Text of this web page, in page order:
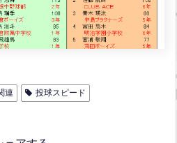
連
投球スピード